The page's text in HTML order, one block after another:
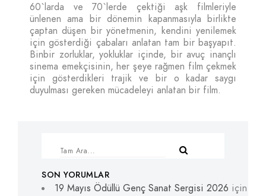
60`larda ve 70`lerde çektiği aşk filmleriyle
ünlenen ama bir dönemin kapanmasıyla birlikte
çaptan düşen bir yönetmenin, kendini yenilemek
için gösterdiği çabaları anlatan tam bir başyapıt.
Binbir zorluklar, yokluklar içinde, bir avuç inançlı
sinema emekçisinin, her şeye rağmen film çekmek
için gösterdikleri trajik ve bir o kadar saygı
duyulması gereken mücadeleyi anlatan bir film.
SON YORUMLAR
19 Mayıs Ödüllü Genç Sanat Sergisi 2026 için